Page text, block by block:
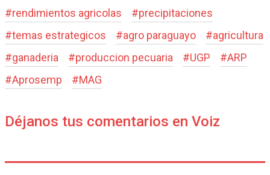
#rendimientos agricolas #precipitaciones
#temas estrategicos #agro paraguayo #agricultura
#ganaderia #produccion pecuaria #UGP #ARP
#Aprosemp #MAG
Déjanos tus comentarios en Voiz